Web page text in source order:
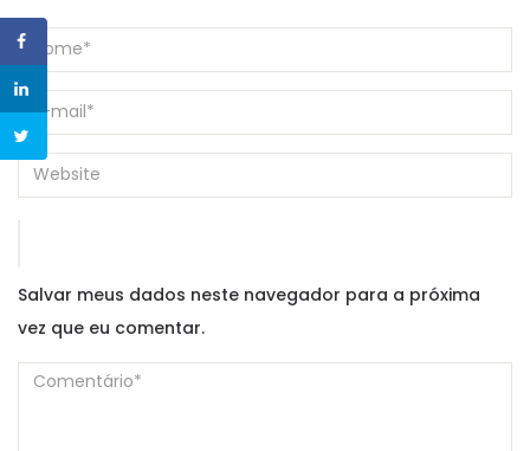
Salvar meus dados neste navegador para a próxima
vez que eu comentar.